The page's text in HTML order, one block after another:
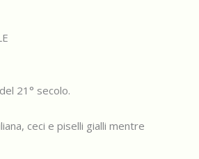
21° secolo.
ceci e piselli gialli mentre